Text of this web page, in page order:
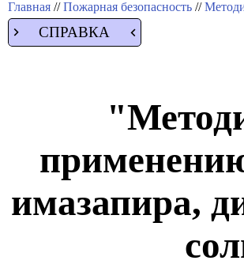
Главная //Пожарная безопасность //
СПРАВКА
имазапира,